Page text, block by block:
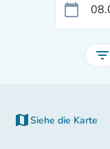
calendar_today
filter_list
map Siehe die Karte
(new tab)